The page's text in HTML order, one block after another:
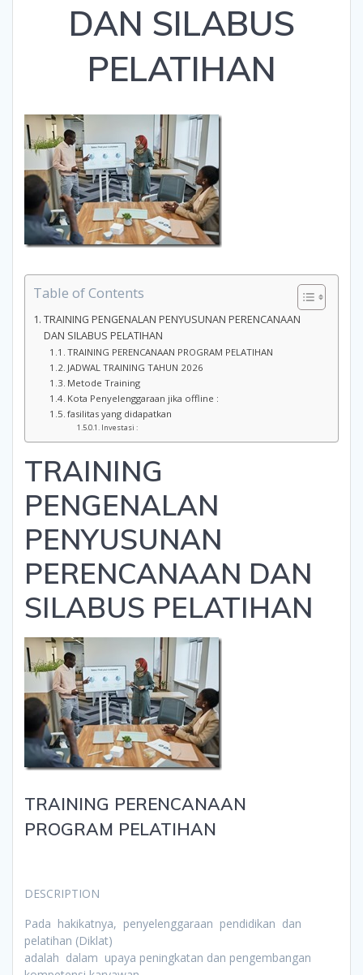
DAN SILABUS
PELATIHAN
Table of Contents
TRAINING PENGENALAN PENYUSUNAN PERENCANAAN
DAN SILABUS PELATIHAN
TRAINING PERENCANAAN PROGRAM PELATIHAN
JADWAL TRAINING TAHUN 2026
Metode Training
Kota Penyelenggaraan jika offline :
fasilitas yang didapatkan
Investasi :
TRAINING
PENGENALAN
PENYUSUNAN
PERENCANAAN DAN
SILABUS PELATIHAN
TRAINING PERENCANAAN
PROGRAM PELATIHAN
DESCRIPTION
Pada hakikatnya, penyelenggaraan pendidikan dan
pelatihan (Diklat)
adalah dalam upaya peningkatan dan pengembangan